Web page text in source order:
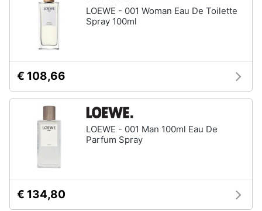
LOEWE - 001 Woman Eau De Toilette
Spray 100ml
€ 108,66
LOEWE - 001 Man 100ml Eau De
Parfum Spray
€ 134,80